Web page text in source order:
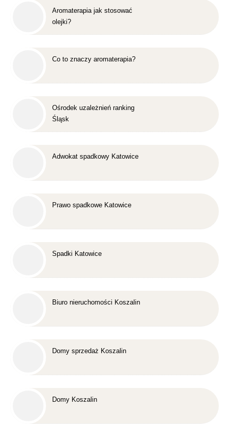
Aromaterapia jak stosować
olejki?
Co to znaczy aromaterapia?
Ośrodek uzależnień ranking
Śląsk
Adwokat spadkowy Katowice
Prawo spadkowe Katowice
Spadki Katowice
Biuro nieruchomości Koszalin
Domy sprzedaż Koszalin
Domy Koszalin